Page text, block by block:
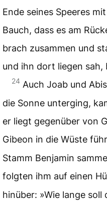
Ende seines Speeres
Bauch, dass es am
brach zusammen und
und ihn dort liegen
24 Auch Joab und
die Sonne unterging,
er liegt gegenüber von
Gibeon in die Wüste
Stamm Benjamin
folgten ihm auf einen
hinüber: »Wie lange